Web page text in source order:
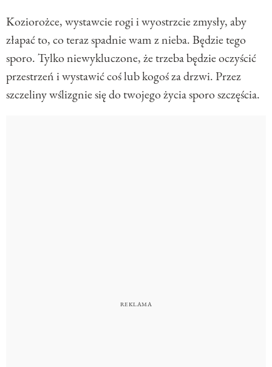
Koziorożce, wystawcie rogi i wyostrzcie zmysły, aby
złapać to, co teraz spadnie wam z nieba. Będzie tego
sporo. Tylko niewykluczone, że trzeba będzie oczyścić
przestrzeń i wystawić coś lub kogoś za drzwi. Przez
szczeliny wślizgnie się do twojego życia sporo szczęścia.